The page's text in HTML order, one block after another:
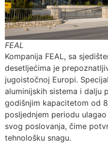
FEAL
Kompanija FEAL, sa
desetljećima je
jugoistočnoj Europi.
aluminijskih sistema i dalju
godišnjim kapacitetom od
posljednjem periodu
svog poslovanja, čime
tehnološku snagu.